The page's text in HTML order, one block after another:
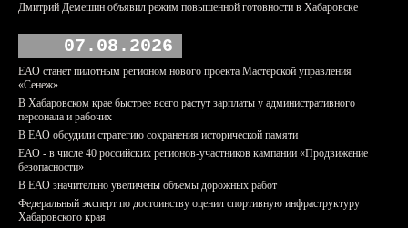
Дмитрий Демешин объявил режим повышенной готовности в Хабаровске
07.08.2026
ЕАО станет пилотным регионом нового проекта Мастерской управления
«Сенеж»
В Хабаровском крае быстрее всего растут зарплаты у административного
персонала и рабочих
В ЕАО обсудили стратегию сохранения исторической памяти
ЕАО - в числе 40 российских регионов-участников кампании «Продвижение
безопасности»
В ЕАО значительно увеличены объемы дорожных работ
Федеральный эксперт по достоинству оценил спортивную инфраструктуру
Хабаровского края